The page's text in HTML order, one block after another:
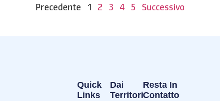
Precedente 1 2 3 4 5 Successivo
Dai
Territori
Quick
Links
Resta In
Contatto